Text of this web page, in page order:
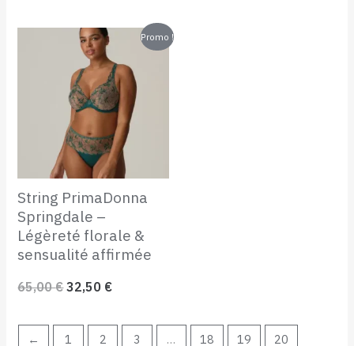
Promo !
String PrimaDonna
Springdale –
Légèreté florale &
sensualité affirmée
65,00€
Le
prix
initial
était :
65,00 €.
32,50 €
actuel
est :
32,50 €.
← 1 2 3 … 18 19 20